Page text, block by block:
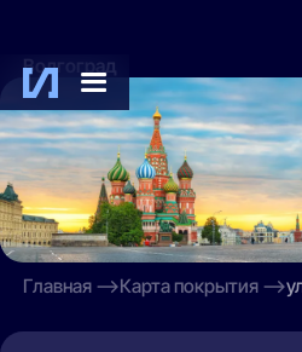
Волгоград
Главная Карта покрытия